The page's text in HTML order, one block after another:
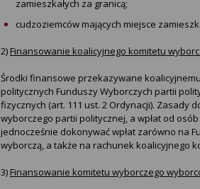
zamieszkałych za granicą;
cudzoziemców mających miejsce
2) Finansowanie koalicyjnego komitetu
Środki finansowe przekazywane
politycznych Funduszy Wyborczych partii
fizycznych (art. 111 ust. 2 Ordynacji). Zasady
wyborczego partii politycznej, a wpłat od
jednocześnie dokonywać wpłat zarówno na
wyborczą, a także na rachunek koalicyjnego
3) Finansowanie komitetu wyborczego